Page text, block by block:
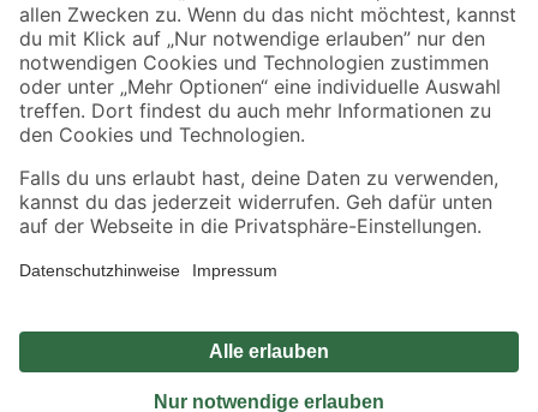
Jetzt die toom-App herunterladen
Alle Preisangaben in EUR inkl. gesetzl. MwSt.. Die dargestellten Angebote sind unter
Umständen nicht in allen Märkten verfügbar. Die angegebenen Verfügbarkeiten beziehen
Produkte nur solange der Vorrat reicht.
*Paketversand ab 59 € versandkostenfrei, gilt nicht für Artikel mit Speditionsversand, hier
Privatsphäre Impressum
Nutzungsbedingungen
Widerrufsrecht
Vertrag widerrufen